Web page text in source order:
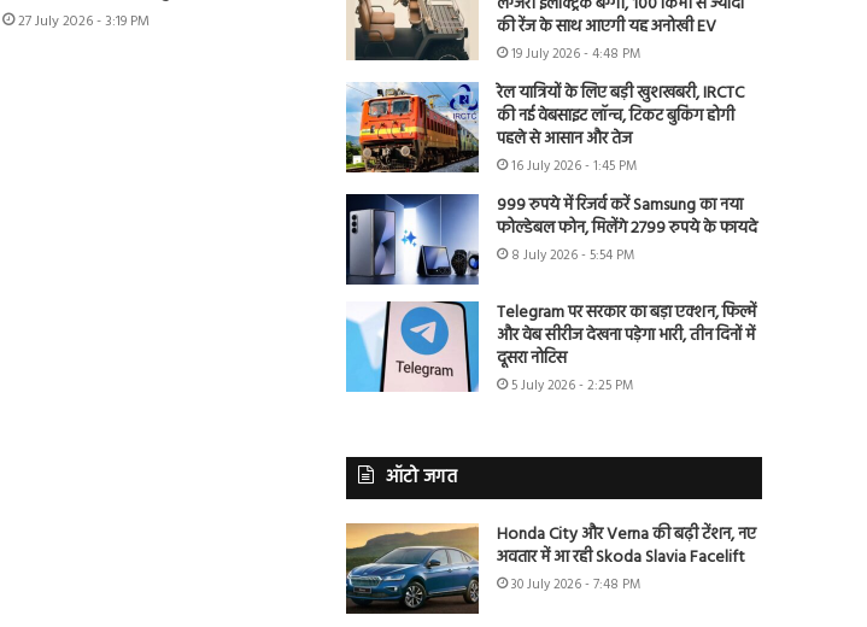
27 July 2026 - 3:19 PM
की रेंज के साथ आएगी यह अनोखी EV
19 July 2026 - 4:48 PM
रेल यात्रियों के लिए बड़ी खुशखबरी, IRCTC
की नई वेबसाइट लॉन्च, टिकट बुकिंग होगी
पहले से आसान और तेज
16 July 2026 - 1:45 PM
999 रुपये में रिजर्व करें Samsung का नया
फोल्डेबल फोन, मिलेंगे 2799 रुपये के फायदे
8 July 2026 - 5:54 PM
Telegram पर सरकार का बड़ा एक्शन, फिल्में
और वेब सीरीज देखना पड़ेगा भारी, तीन दिनों में
दूसरा नोटिस
5 July 2026 - 2:25 PM
ऑटो जगत
Honda City और Verna की बढ़ी टेंशन, नए
अवतार में आ रही Skoda Slavia Facelift
30 July 2026 - 7:48 PM